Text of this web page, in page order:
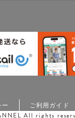
ー ご利用ガイド
All rights